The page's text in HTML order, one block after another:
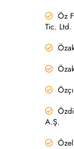
Öz
Tic. Ltd.
A.Ş.